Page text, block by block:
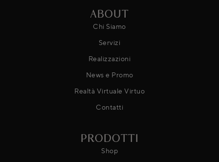
ABOUT
Chi Siamo
Servizi
Realizzazioni
News e Promo
Realtà Virtuale Virtuo
Contatti
PRODOTTI
Shop